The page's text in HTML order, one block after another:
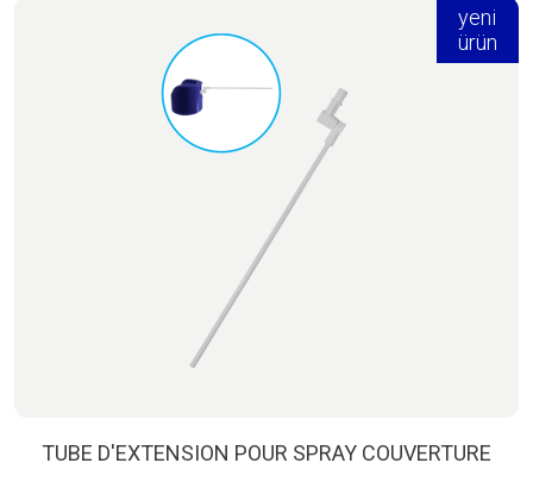
yeni
ürün
TUBE D'EXTENSION POUR SPRAY COUVERTURE